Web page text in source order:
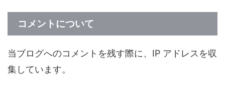
コメントについて
当ブログへのコメントを残す際に、IP アドレスを収
集しています。